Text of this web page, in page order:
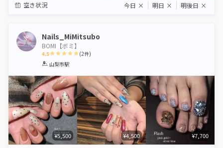
空き状況 今日 × 明日 × 明後日 ×
Nails_MiMitsubo
BOMI【ボミ】
4.5
1 2 3 4
(2件)
山梨市駅
¥5,500 ¥4,500 ¥7,700